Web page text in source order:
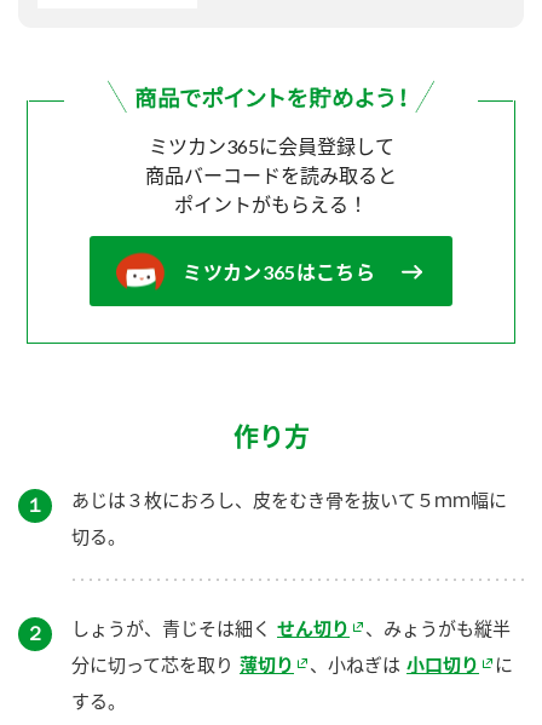
ミツカン365に会員登録して
商品バーコードを読み取ると
ポイントがもらえる！
ミツカン365はこちら
作り方
１
あじは３枚におろし、皮をむき骨を抜いて５ｍｍ幅に
切る。
２ しょうが、青じそは細く せん切り
、みょうがも縦半
分に切って芯を取り 薄切り 、小ねぎは 小口切り
に
する。